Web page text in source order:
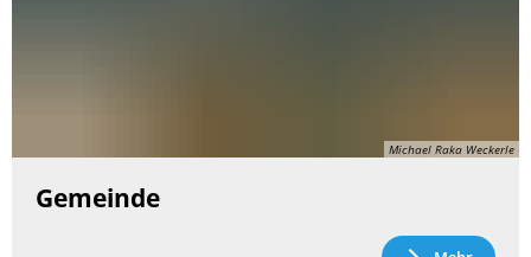
Michael Raka Weckerle
Gemeinde